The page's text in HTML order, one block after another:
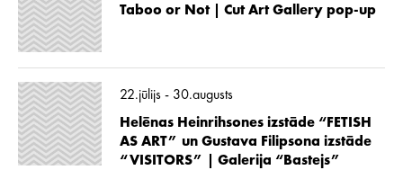
Taboo or Not | Cut Art Gallery pop-up
22.jūlijs - 30.augusts
Helēnas Heinrihsones izstāde “FETISH
AS ART” un Gustava Filipsona izstāde
“VISITORS” | Galerija “Bastejs”